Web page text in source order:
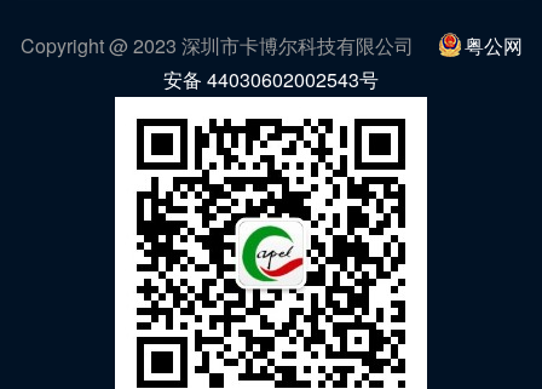
Copyright @ 2023 深圳市卡博尔科技有限公司
粤公网
安备 44030602002543号